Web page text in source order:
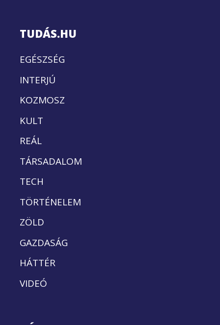
TUDÁS.HU
EGÉSZSÉG
INTERJÚ
KOZMOSZ
KULT
REÁL
TÁRSADALOM
TECH
TÖRTÉNELEM
ZÖLD
GAZDASÁG
HÁTTÉR
VIDEÓ